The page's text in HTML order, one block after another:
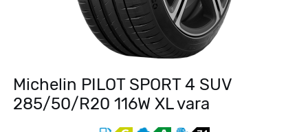
Michelin PILOT SPORT 4 SUV
285/50/R20 116W XL vara